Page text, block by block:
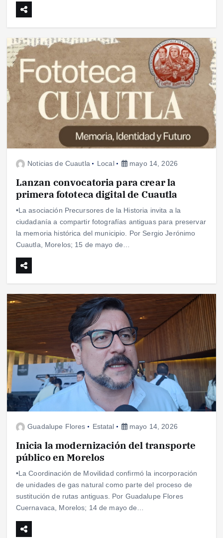
Noticias de Cuautla Local mayo 14, 2026
Lanzan convocatoria para crear la
primera fototeca digital de Cuautla
•La asociación Precursores de la Historia invita a la
ciudadanía a compartir fotografías antiguas para preservar
la memoria histórica del municipio. Por Sergio Jerónimo
Cuautla, Morelos; 15 de mayo de…
Guadalupe Flores Estatal mayo 14, 2026
Inicia la modernización del transporte
público en Morelos
•La Coordinación de Movilidad confirmó la incorporación
de unidades de gas natural como parte del proceso de
sustitución de rutas antiguas. Por Guadalupe Flores
Cuernavaca, Morelos; 14 de mayo de…